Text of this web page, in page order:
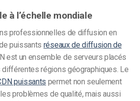
à l’échelle mondiale
professionnelles de diffusion en
puissants réseaux de diffusion de
est un ensemble de serveurs placés
régions géographiques. Le
puissants permet non seulement
problèmes de qualité, mais aussi